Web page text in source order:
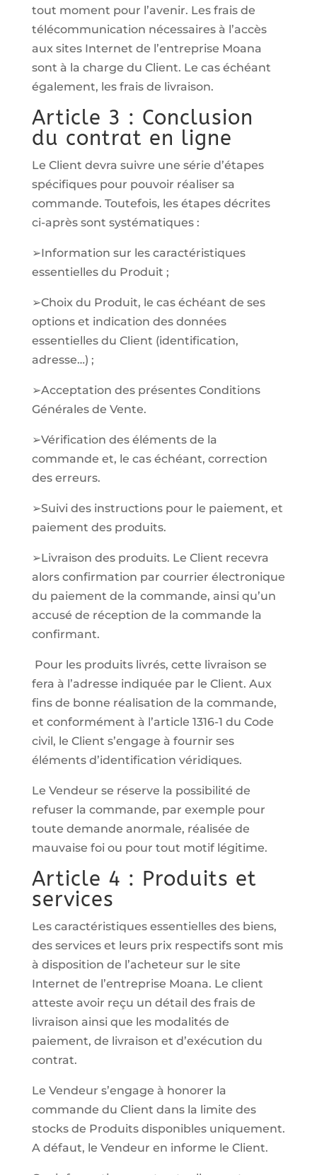
tout moment pour l’avenir. Les frais de
télécommunication nécessaires à l’accès
aux sites Internet de l’entreprise Moana
sont à la charge du Client. Le cas échéant
également, les frais de livraison.
Article 3 : Conclusion
du contrat en ligne
Le Client devra suivre une série d’étapes
spécifiques pour pouvoir réaliser sa
commande. Toutefois, les étapes décrites
ci-après sont systématiques :
➢Information sur les caractéristiques
essentielles du Produit ;
➢Choix du Produit, le cas échéant de ses
options et indication des données
essentielles du Client (identification,
adresse…) ;
➢Acceptation des présentes Conditions
Générales de Vente.
➢Vérification des éléments de la
commande et, le cas échéant, correction
des erreurs.
➢Suivi des instructions pour le paiement, et
paiement des produits.
➢Livraison des produits. Le Client recevra
alors confirmation par courrier électronique
du paiement de la commande, ainsi qu’un
accusé de réception de la commande la
confirmant.
Pour les produits livrés, cette livraison se
fera à l’adresse indiquée par le Client. Aux
fins de bonne réalisation de la commande,
et conformément à l’article 1316-1 du Code
civil, le Client s’engage à fournir ses
éléments d’identification véridiques.
Le Vendeur se réserve la possibilité de
refuser la commande, par exemple pour
toute demande anormale, réalisée de
mauvaise foi ou pour tout motif légitime.
Article 4 : Produits et
services
Les caractéristiques essentielles des biens,
des services et leurs prix respectifs sont mis
à disposition de l’acheteur sur le site
Internet de l’entreprise Moana. Le client
atteste avoir reçu un détail des frais de
livraison ainsi que les modalités de
paiement, de livraison et d’exécution du
contrat.
Le Vendeur s’engage à honorer la
commande du Client dans la limite des
stocks de Produits disponibles uniquement.
A défaut, le Vendeur en informe le Client.